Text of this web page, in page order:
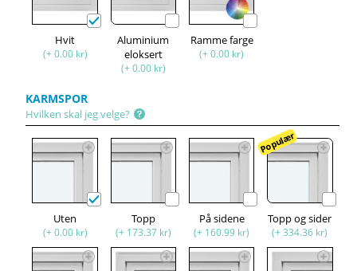
Hvit
(+ 0.00 kr)
Aluminium
eloksert
(+ 0.00 kr)
Ramme farge
(+ 0.00 kr)
KARMSPOR
Hvilken skal jeg velge?
Uten
(+ 0.00 kr)
Topp
(+ 173.37 kr)
På sidene
(+ 160.99 kr)
Populær
Topp og sider
(+ 334.36 kr)